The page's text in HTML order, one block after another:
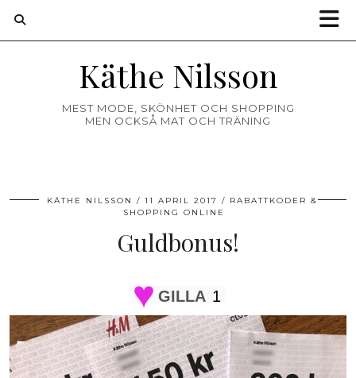
Käthe Nilsson
MEST MODE, SKÖNHET OCH SHOPPING
MEN OCKSÅ MAT OCH TRÄNING
KÄTHE NILSSON 11 APRIL 2017
RABATTKODER &
SHOPPING ONLINE
Guldbonus!
GILLA 1